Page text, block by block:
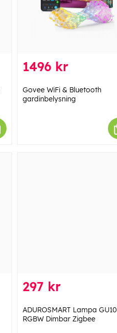
1496 kr
Govee WiFi & Bluetooth
gardinbelysning
297 kr
ADUROSMART Lampa GU10
RGBW Dimbar Zigbee